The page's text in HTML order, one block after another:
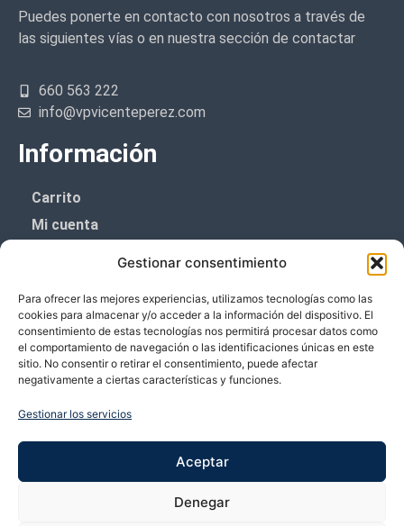
Gestionar consentimiento
Para ofrecer las mejores experiencias, utilizamos tecnologías como las
cookies para almacenar y/o acceder a la información del dispositivo. El
consentimiento de estas tecnologías nos permitirá procesar datos como
el comportamiento de navegación o las identificaciones únicas en este
sitio. No consentir o retirar el consentimiento, puede afectar
negativamente a ciertas características y funciones.
Gestionar los servicios
Aceptar
Denegar
Puedes ponerte en contacto con nosotros a través de
las siguientes vías o en nuestra sección de contactar
660 563 222
info@vpvicenteperez.com
Información
Carrito
Mi cuenta
Política de cookies (UE)
Boletín de noticias
¡¡Suscríbete y prometemos no dar mucho el
Te enviaremos sólo cosas importantes.